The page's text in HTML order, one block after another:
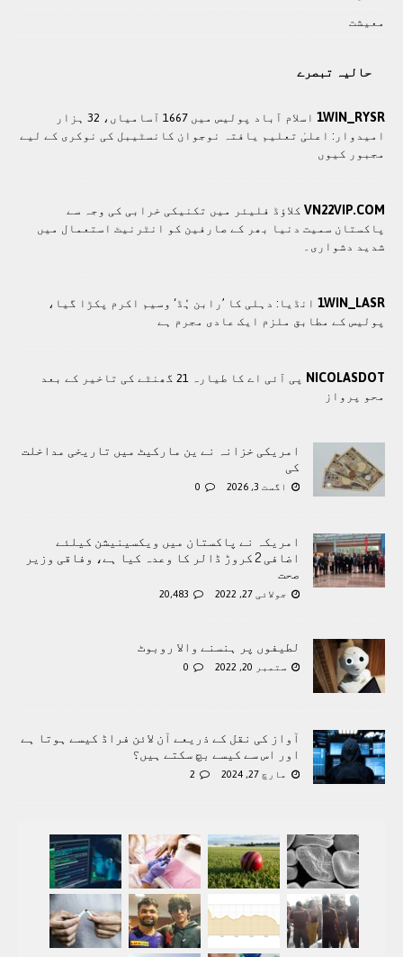
معيشت
حالیہ تبصرے
1WIN_RYSR
اسلام آباد پولیس میں 1667 آسامیاں، 32 ہزار
امیدوار: اعلیٰ تعلیم یافتہ نوجوان کانسٹیبل کی نوکری کے لیے
مجبور کیوں
VN22VIP.COM کلاؤڈ فلیئر میں تکنیکی خرابی کی وجہ سے
پاکستان سمیت دنیا بھر کے صارفین کو انٹرنیٹ استعمال میں
شدید دشواری۔
1WIN_LASR انڈیا: دہلی کا ’رابن ہُڈ‘ وسیم اکرم پکڑا گیا،
پولیس کے مطابق ملزم ایک عادی مجرم ہے
NICOLASDOT
پی آئی اے کا طیارہ 21 گھنٹے کی تاخیر کے بعد
محو پرواز
امریکی خزانہ نے ین مارکیٹ میں تاریخی مداخلت
کی
اگست 3, 2026 0
امريکہ نے پاکستان میں ویکسینیشن کیلئے
اضافی 2 کروڑ ڈالر کا وعدہ کیا ہے، وفاقی وزیر
صحت
جولائی 27, 2022 20,483
لطیفوں پر ہنسنے والا روبوٹ
ستمبر 20, 2022 0
آواز کی نقل کے ذریعے آن لائن فراڈ کیسے ہوتا ہے
اور اس سے کیسے بچ سکتے ہیں؟
مارچ 27, 2024 2